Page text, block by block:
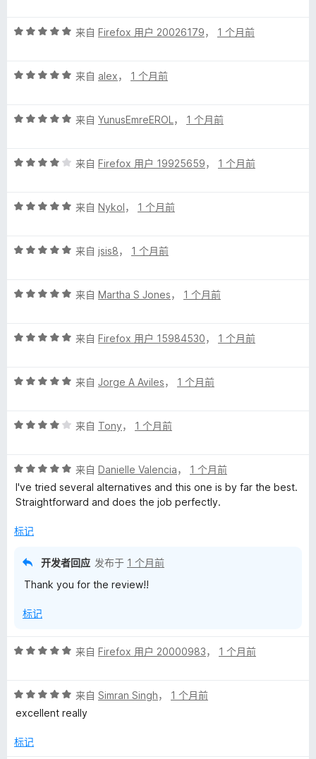
/评
/
来自 Firefox 用户 20026179， 1 个月前
评
/
来自 alex， 1 个月前
评
/
来自 YunusEmreEROL ， 1 个月前
评
/
来自 Firefox 用户 19925659， 1 个月前
评
/
来自 Nykol， 1 个月前
评
/
来自 jsis8， 1 个月前
评
/
来自 Martha S Jones， 1 个月前
评
/
来自 Firefox 用户 15984530， 1 个月前
评
/
来自 Jorge A Aviles， 1 个月前
评
/
5
来自 Tony， 1 个月前
评
分
5
5
来自 Danielle Valencia， 1 个月前
I've tried several alternatives and this one is by far the best.
Straightforward and does the job perfectly.
标记
开发者回应 发布于 1 个月前
Thank you for the review!!
标记
评
/
5
来自 Firefox 用户 20000983， 1 个月前
评
分
/
来自 Simran Singh， 1 个月前
excellent really
标记